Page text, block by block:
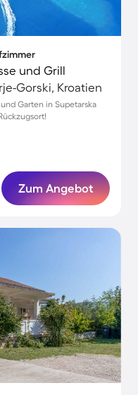
und Grill
Gorski, Kroatien
Garten in Supetarska
Zum Angebot